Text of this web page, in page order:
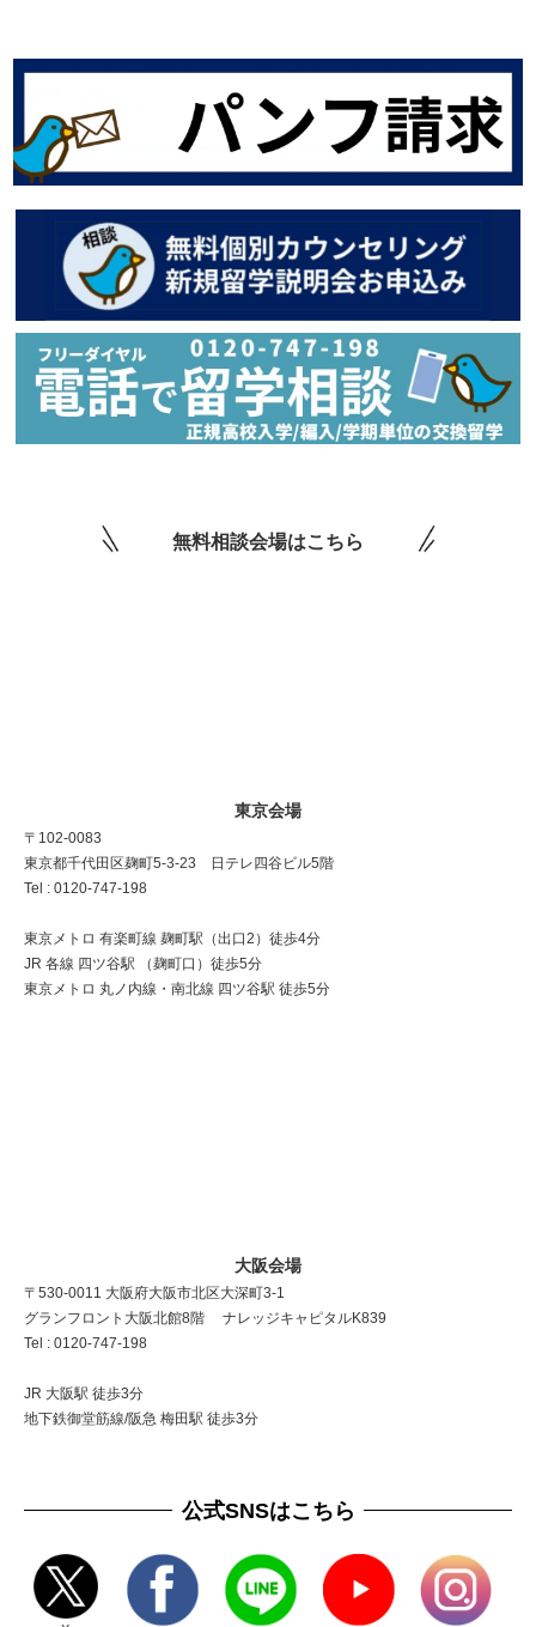
無料相談会場はこちら
東京会場
〒102-0083
東京都千代田区麹町5-3-23 日テレ四谷ビル5階
Tel : 0120-747-198
東京メトロ 有楽町線 麹町駅（出口2）徒歩4分
JR 各線 四ツ谷駅 （麹町口）徒歩5分
東京メトロ 丸ノ内線・南北線 四ツ谷駅 徒歩5分
大阪会場
〒530-0011 大阪府大阪市北区大深町3-1
グランフロント大阪北館8階 ナレッジキャピタルK839
Tel : 0120-747-198
JR 大阪駅 徒歩3分
地下鉄御堂筋線/阪急 梅田駅 徒歩3分
公式SNSはこちら